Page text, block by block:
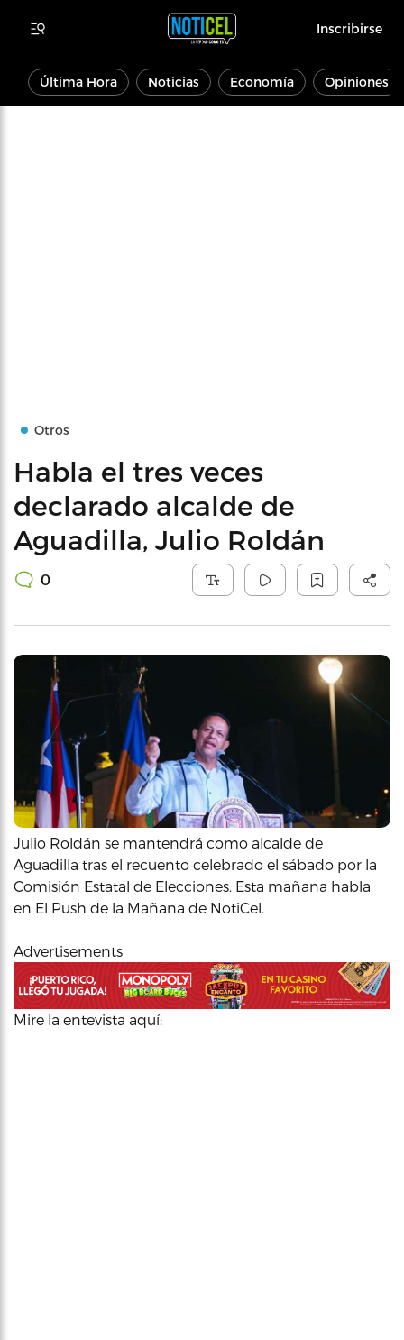
Inscribirse
Última Hora Noticias Economía Opiniones
Otros
Habla el tres veces
declarado alcalde de
Aguadilla, Julio Roldán
0
Julio Roldán se mantendrá como alcalde de
Aguadilla tras el recuento celebrado el sábado por la
Comisión Estatal de Elecciones. Esta mañana habla
en El Push de la Mañana de NotiCel.
Advertisements
Mire la entevista aquí: